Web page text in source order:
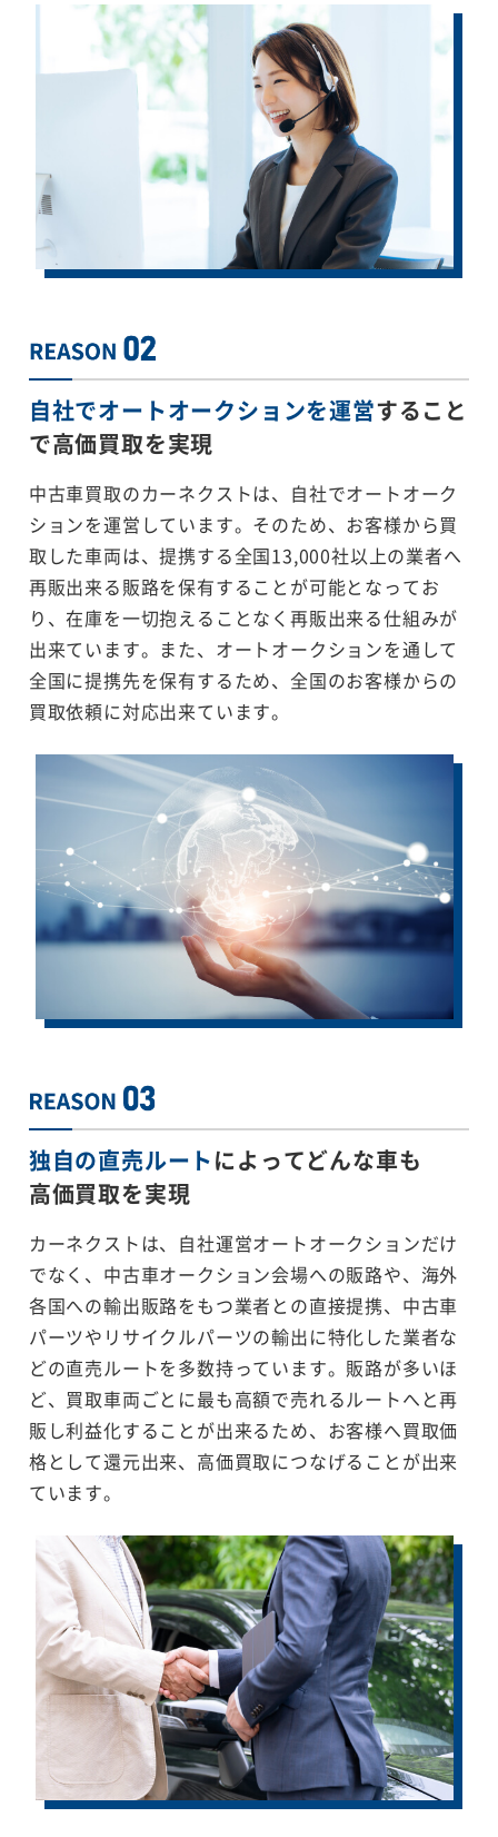
自社でオートオークションを運営すること
で高価買取を実現
中古車買取のカーネクストは、自社でオートオーク
ションを運営しています。そのため、お客様から買
取した車両は、提携する全国13,000社以上の業者へ
再販出来る販路を保有することが可能となってお
り、在庫を一切抱えることなく再販出来る仕組みが
出来ています。また、オートオークションを通して
全国に提携先を保有するため、全国のお客様からの
買取依頼に対応出来ています。
独自の直売ルートによってどんな車も
高価買取を実現
カーネクストは、自社運営オートオークションだけ
でなく、中古車オークション会場への販路や、海外
各国への輸出販路をもつ業者との直接提携、中古車
パーツやリサイクルパーツの輸出に特化した業者な
どの直売ルートを多数持っています。販路が多いほ
ど、買取車両ごとに最も高額で売れるルートへと再
販し利益化することが出来るため、お客様へ買取価
格として還元出来、高価買取につなげることが出来
ています。